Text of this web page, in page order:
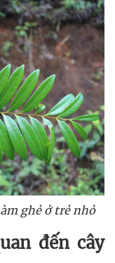
ghẻ ở trẻ nhỏ
đến cây